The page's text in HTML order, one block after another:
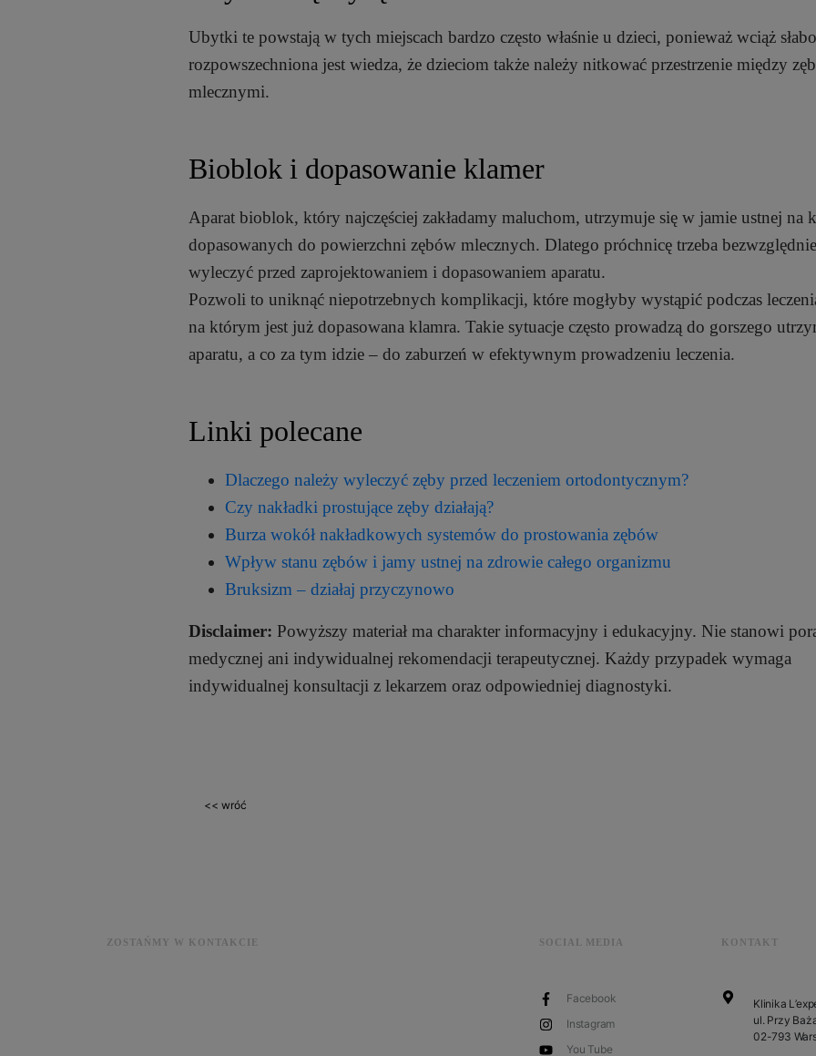
Ubytki te powstają w tych miejscach bardzo często właśnie u dzieci, ponieważ wciąż słabo
rozpowszechniona jest wiedza, że dzieciom także należy nitkować przestrzenie między
mlecznymi.
Bioblok i dopasowanie klamer
Aparat bioblok, który najczęściej zakładamy maluchom, utrzymuje się w jamie ustnej na
dopasowanych do powierzchni zębów mlecznych. Dlatego próchnicę trzeba bezwzględnie
wyleczyć przed zaprojektowaniem i dopasowaniem aparatu.
Pozwoli to uniknąć niepotrzebnych komplikacji, które mogłyby wystąpić podczas
na którym jest już dopasowana klamra. Takie sytuacje często prowadzą do gorszego
aparatu, a co za tym idzie – do zaburzeń w efektywnym prowadzeniu leczenia.
Linki polecane
Dlaczego należy wyleczyć zęby przed leczeniem ortodontycznym?
Czy nakładki prostujące zęby działają?
Burza wokół nakładkowych systemów do prostowania zębów
Wpływ stanu zębów i jamy ustnej na zdrowie całego organizmu
Bruksizm – działaj przyczynowo
Disclaimer: Powyższy materiał ma charakter informacyjny i edukacyjny. Nie stanowi
medycznej ani indywidualnej rekomendacji terapeutycznej. Każdy przypadek wymaga
indywidualnej konsultacji z lekarzem oraz odpowiedniej diagnostyki.
<< wróć
ZOSTAŃMY W KONTAKCIE SOCIAL MEDIA
Facebook
Instagram
You Tube
KONTAKT
Klinika
ul. Przy
02-793